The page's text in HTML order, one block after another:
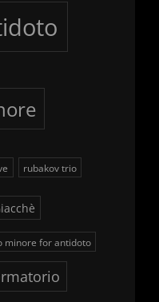
rubakov trio
minore for antidoto